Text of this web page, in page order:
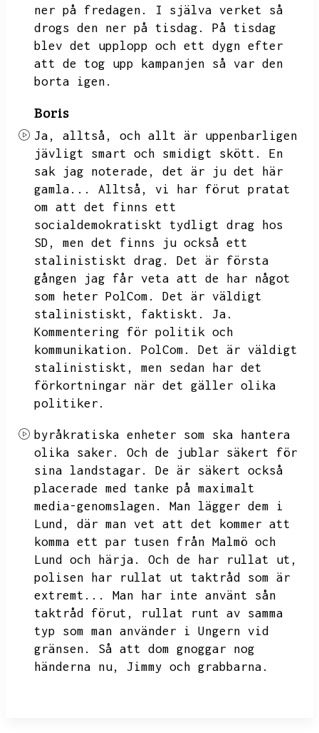
ner på fredagen.
I själva verket så
drogs den ner på tisdag.
På tisdag
blev det upplopp och ett dygn efter
att de tog upp kampanjen så var den
borta igen.
Boris
Ja, alltså,
och allt är uppenbarligen
jävligt smart och smidigt skött.
En
sak jag noterade,
det är ju det här
gamla...
Alltså,
vi har förut pratat
om att det finns ett
socialdemokratiskt tydligt drag hos
SD,
men det finns ju också ett
stalinistiskt drag.
Det är första
gången jag får veta att de har något
som heter PolCom.
Det är väldigt
stalinistiskt,
faktiskt.
Ja.
Kommentering för politik och
kommunikation.
PolCom.
Det är väldigt
stalinistiskt,
men sedan har det
förkortningar när det gäller olika
politiker.
byråkratiska enheter som ska hantera
olika saker.
Och de jublar säkert för
sina landstagar.
De är säkert också
placerade med tanke på maximalt
media-genomslagen.
Man lägger dem i
Lund,
där man vet att det kommer att
komma ett par tusen från Malmö och
Lund och härja.
Och de har rullat ut,
polisen har rullat ut taktråd som är
extremt...
Man har inte använt sån
taktråd förut,
rullat runt av samma
typ som man använder i Ungern vid
gränsen.
Så att dom gnoggar nog
händerna nu,
Jimmy och grabbarna.